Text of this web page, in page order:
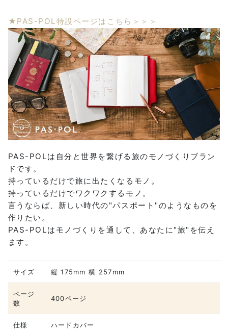
★PAS-POL特設ページはこちら＞＞＞
PAS-POLは自分と世界を繋げる旅のモノづくりブラン
ドです。
持っているだけで旅に出たくなるモノ。
持っているだけでワクワクするモノ。
言うならば、新しい時代の"パスポート"のようなものを
作りたい。
PAS-POLはモノづくりを通して、あなたに"旅"を伝え
ます。
サイズ 縦 175mm 横 257mm
ページ
数
400ページ
仕様 ハードカバー